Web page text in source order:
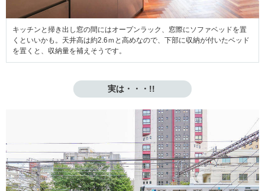
キッチンと掃き出し窓の間にはオープンラック、窓際にソファベッドを置
くといいかも。天井高は約2.6ｍと高めなので、下部に収納が付いたベッド
を置くと、収納量を補えそうです。
実は・・・!!